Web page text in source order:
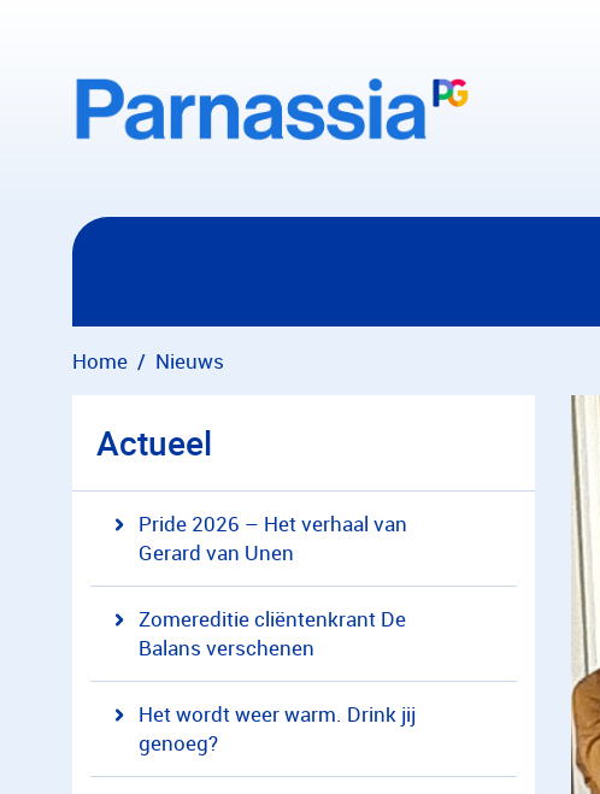
Home Nieuws
Actueel
Pride 2026 – Het verhaal van
Gerard van Unen
Zomereditie cliëntenkrant De
Balans verschenen
Het wordt weer warm. Drink jij
genoeg?